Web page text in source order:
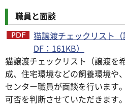
職員と面談
猫譲渡チェックリスト
DF：161KB）
猫譲渡チェックリスト（譲渡を
成、住宅環境などの飼養環境や
センター職員が面談を行います
可否を判断させていただきます。